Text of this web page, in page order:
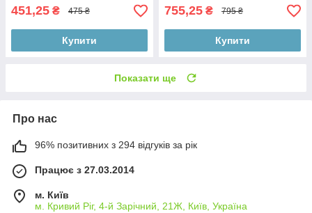
451,25 ₴ 475 ₴
Купити
755,25 ₴ 795 ₴
Купити
Показати ще
Про нас
96% позитивних з 294 відгуків за рік
Працює з 27.03.2014
м. Київ
м. Кривий Ріг, 4-й Зарічний, 21Ж, Київ, Україна